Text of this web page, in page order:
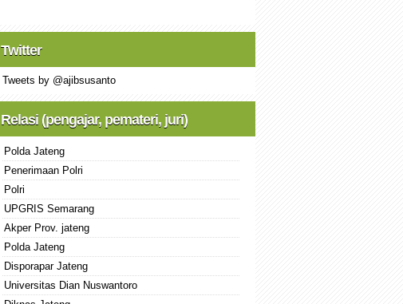
Twitter
Tweets by @ajibsusanto
Relasi (pengajar, pemateri, juri)
Polda Jateng
Penerimaan Polri
Polri
UPGRIS Semarang
Akper Prov. jateng
Polda Jateng
Disporapar Jateng
Universitas Dian Nuswantoro